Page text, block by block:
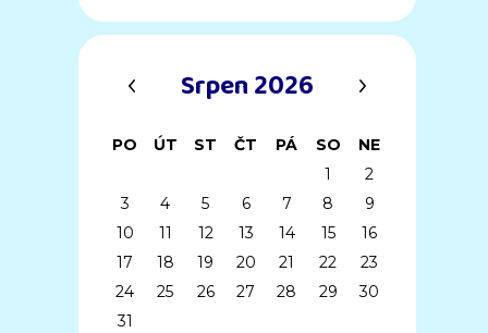
Srpen 2026
PO ÚT ST ČT PÁ SO
NE
1
2
3
4 5 6 7 8
9
10
11 12 13 14 15
16
17
18 19 20 21 22
23
24
25 26 27 28 29
30
31